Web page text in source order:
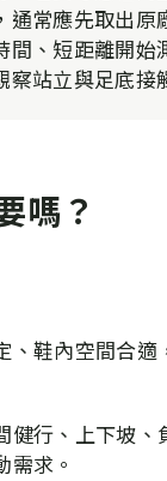
通常應先取出原
間、短距離開始
察站立與足底接
嗎？
、鞋內空間合
健行、上下坡
需求。